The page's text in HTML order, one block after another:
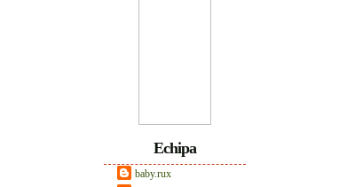
Echipa
baby.rux